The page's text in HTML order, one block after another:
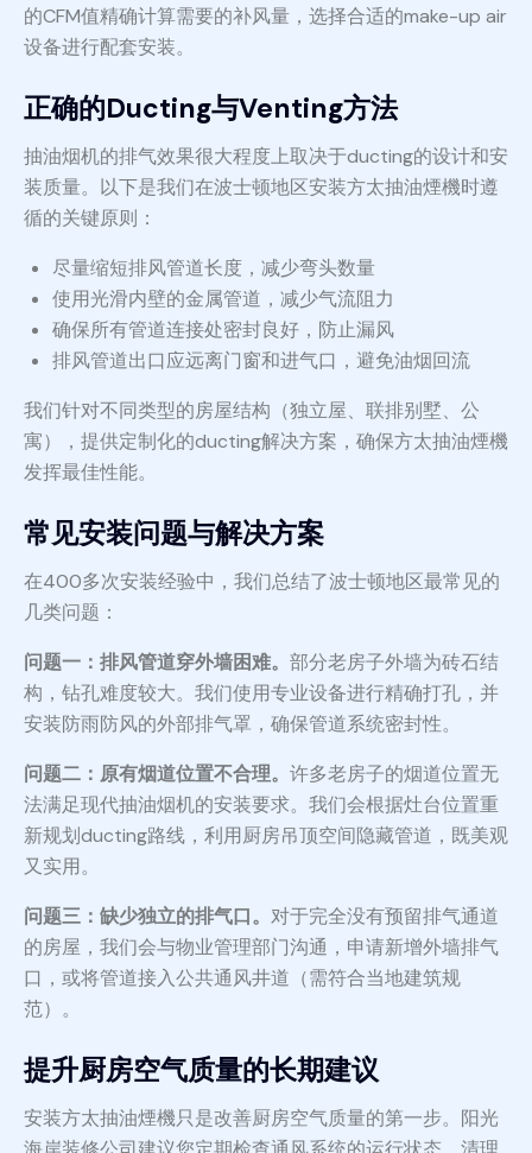
的CFM值精确计算需要的补风量，选择合适的make-up air
设备进行配套安装。
正确的Ducting与Venting方法
抽油烟机的排气效果很大程度上取决于ducting的设计和安
装质量。以下是我们在波士顿地区安装方太抽油煙機时遵
循的关键原则：
尽量缩短排风管道长度，减少弯头数量
使用光滑内壁的金属管道，减少气流阻力
确保所有管道连接处密封良好，防止漏风
排风管道出口应远离门窗和进气口，避免油烟回流
我们针对不同类型的房屋结构（独立屋、联排别墅、公
寓），提供定制化的ducting解决方案，确保方太抽油煙機
发挥最佳性能。
常见安装问题与解决方案
在400多次安装经验中，我们总结了波士顿地区最常见的
几类问题：
问题一：排风管道穿外墙困难。 部分老房子外墙为砖石结
构，钻孔难度较大。我们使用专业设备进行精确打孔，并
安装防雨防风的外部排气罩，确保管道系统密封性。
问题二：原有烟道位置不合理。 许多老房子的烟道位置无
法满足现代抽油烟机的安装要求。我们会根据灶台位置重
新规划ducting路线，利用厨房吊顶空间隐藏管道，既美观
又实用。
问题三：缺少独立的排气口。 对于完全没有预留排气通道
的房屋，我们会与物业管理部门沟通，申请新增外墙排气
口，或将管道接入公共通风井道（需符合当地建筑规
范）。
提升厨房空气质量的长期建议
安装方太抽油煙機只是改善厨房空气质量的第一步。阳光